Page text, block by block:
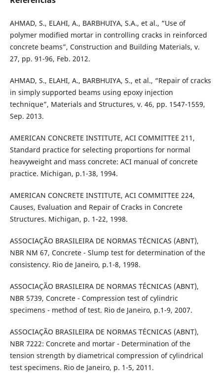
AHMAD, S., ELAHI, A., BARBHUIYA, S.A., et al., “Use of
polymer modified mortar in controlling cracks in reinforced
concrete beams”, Construction and Building Materials, v.
27, pp. 91-96, Feb. 2012.
AHMAD, S., ELAHI, A., BARBHUIYA, S., et al., “Repair of cracks
in simply supported beams using epoxy injection
technique”, Materials and Structures, v. 46, pp. 1547-1559,
Sep. 2013.
AMERICAN CONCRETE INSTITUTE, ACI COMMITTEE 211,
Standard practice for selecting proportions for normal
heavyweight and mass concrete: ACI manual of concrete
practice. Michigan, p.1-38, 1994.
AMERICAN CONCRETE INSTITUTE, ACI COMMITTEE 224,
Causes, Evaluation and Repair of Cracks in Concrete
Structures. Michigan, p. 1-22, 1998.
ASSOCIAÇÃO BRASILEIRA DE NORMAS TÉCNICAS (ABNT),
NBR NM 67, Concrete - Slump test for determination of the
consistency. Rio de Janeiro, p.1-8, 1998.
ASSOCIAÇÃO BRASILEIRA DE NORMAS TÉCNICAS (ABNT),
NBR 5739, Concrete - Compression test of cylindric
specimens - method of test. Rio de Janeiro, p.1-9, 2007.
ASSOCIAÇÃO BRASILEIRA DE NORMAS TÉCNICAS (ABNT),
NBR 7222: Concrete and mortar - Determination of the
tension strength by diametrical compression of cylindrical
test specimens. Rio de Janeiro, p. 1-5, 2011.